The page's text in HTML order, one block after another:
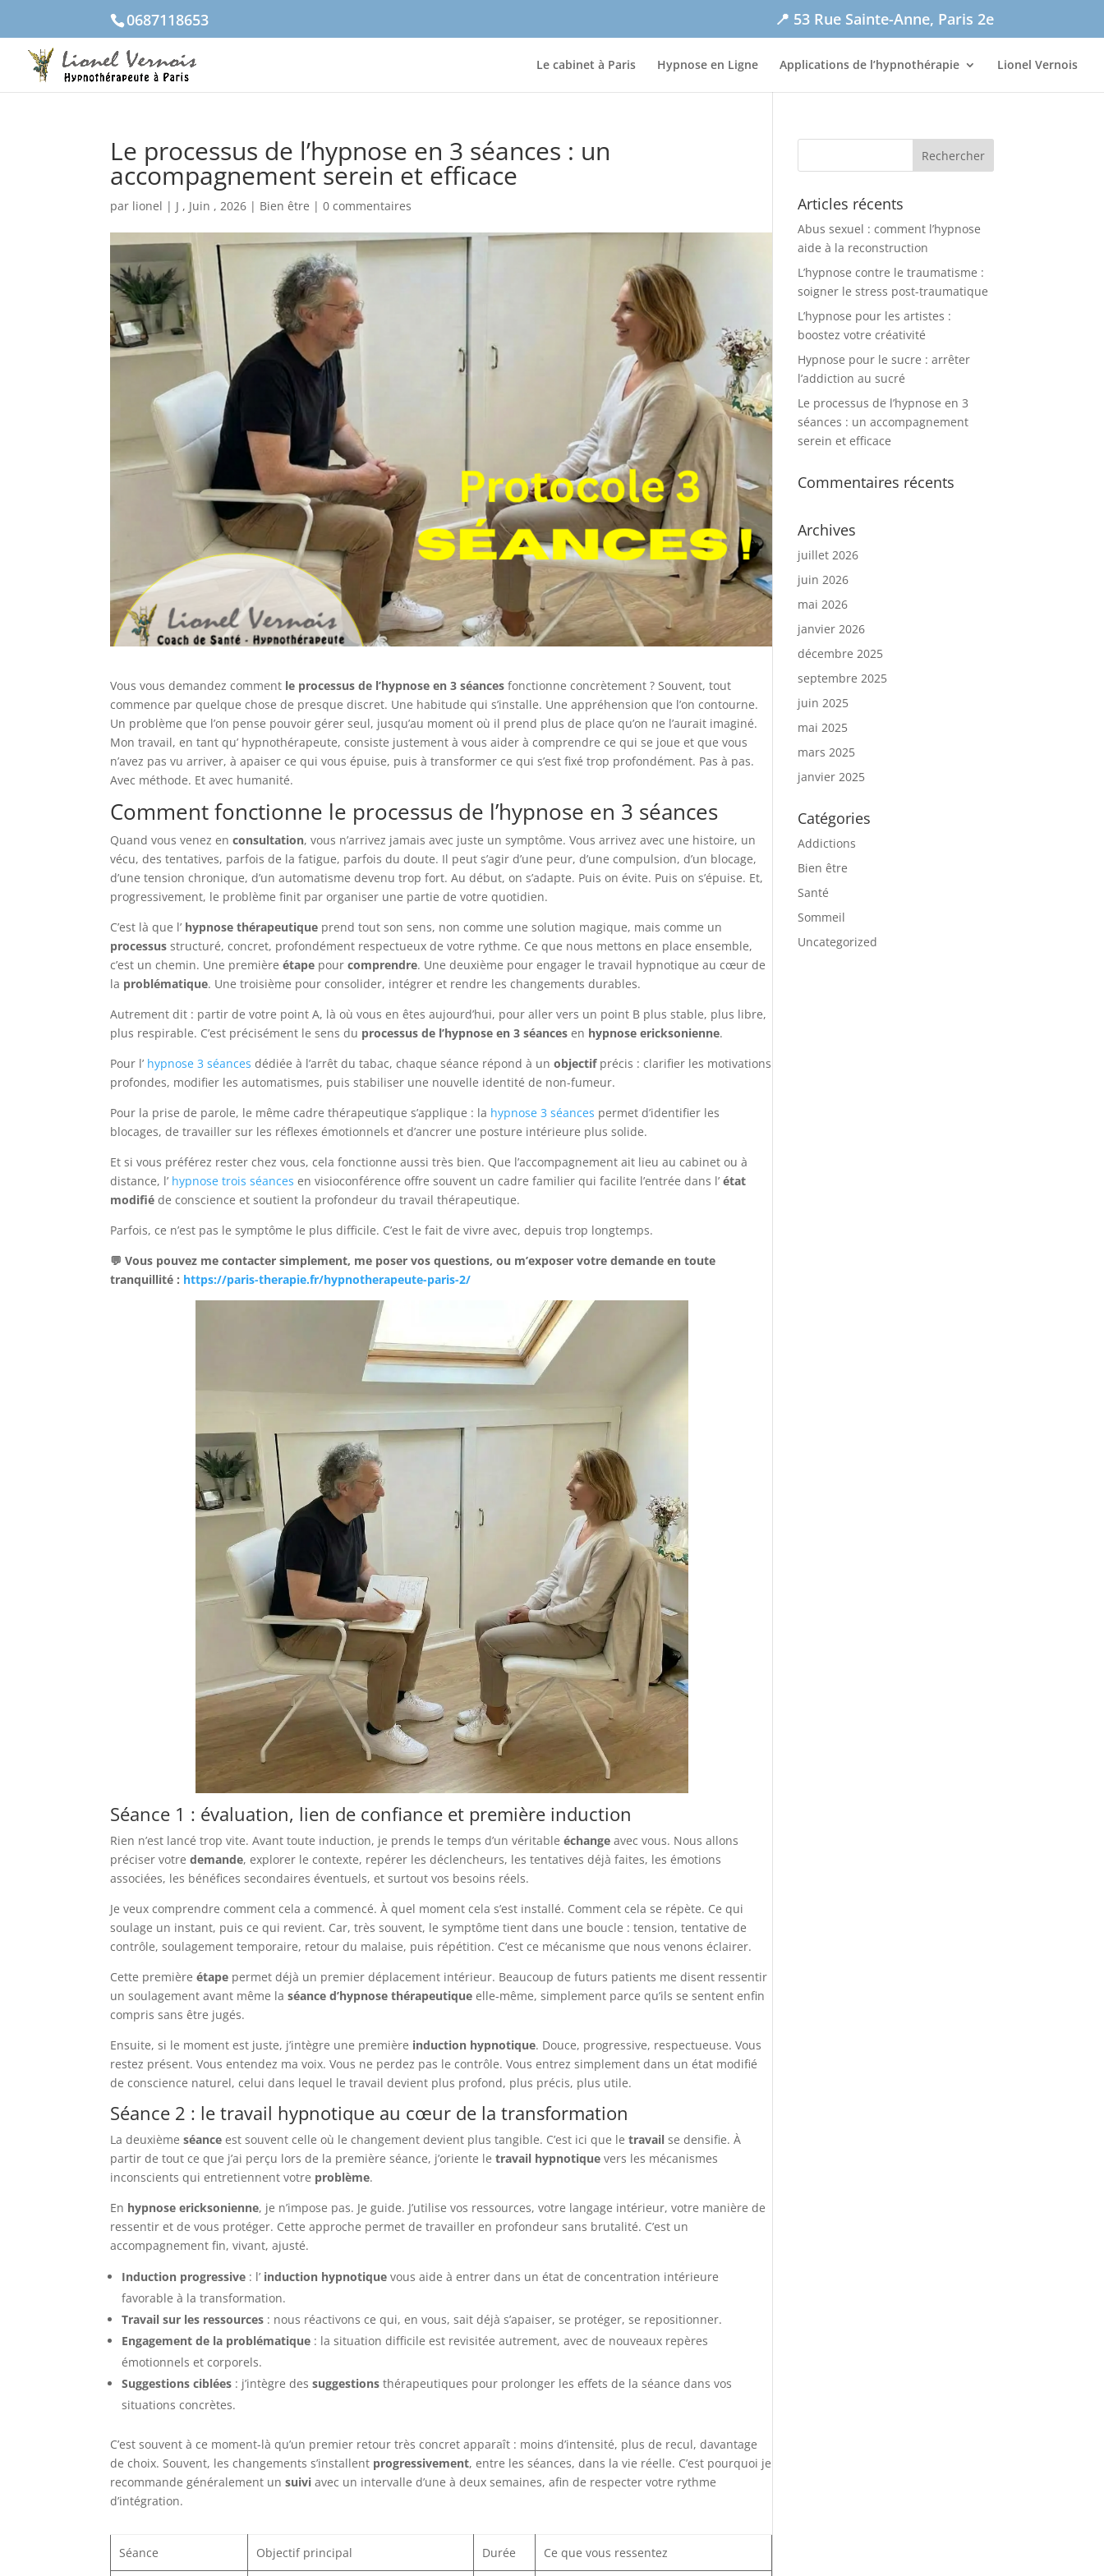
0687118653 📍 53 Rue Sainte-Anne, Paris 2e
Le cabinet à Paris Hypnose en Ligne Applications de l’hypnothérapie Lionel Vernois
Le processus de l’hypnose en 3 séances : un
accompagnement serein et efficace
par lionel | J , Juin , 2026 | Bien être |0 commentaires
Vous vous demandez comment le processus de l’hypnose en 3 séances fonctionne concrètement ? Souvent, tout
commence par quelque chose de presque discret. Une habitude qui s’installe. Une appréhension que l’on contourne.
Un problème que l’on pense pouvoir gérer seul, jusqu’au moment où il prend plus de place qu’on ne l’aurait imaginé.
Mon travail, en tant qu’ hypnothérapeute, consiste justement à vous aider à comprendre ce qui se joue et que vous
n’avez pas vu arriver, à apaiser ce qui vous épuise, puis à transformer ce qui s’est fixé trop profondément. Pas à pas.
Avec méthode. Et avec humanité.
Comment fonctionne le processus de l’hypnose en 3 séances
Quand vous venez enconsultation, vous n’arrivez jamais avec juste un symptôme. Vous arrivez avec une histoire, un
vécu, des tentatives, parfois de la fatigue, parfois du doute. Il peut s’agir d’une peur, d’une compulsion, d’un blocage,
d’une tension chronique, d’un automatisme devenu trop fort. Au début, on s’adapte. Puis on évite. Puis on s’épuise. Et,
progressivement, le problème finit par organiser une partie de votre quotidien.
C’est là que l’ hypnose thérapeutique prend tout son sens, non comme une solution magique, mais comme un
processus structuré, concret, profondément respectueux de votre rythme. Ce que nous mettons en place ensemble,
c’est un chemin. Une premièreétape pourcomprendre. Une deuxième pour engager le travail hypnotique au cœur de
la problématique. Une troisième pour consolider, intégrer et rendre les changements durables.
Autrement dit : partir de votre point A, là où vous en êtes aujourd’hui, pour aller vers un point B plus stable, plus libre,
plus respirable. C’est précisément le sens du processus de l’hypnose en 3 séances en hypnose ericksonienne.
Pour l’ hypnose 3 séances dédiée à l’arrêt du tabac, chaque séance répond à unobjectifprécis : clarifier les motivations
profondes, modifier les automatismes, puis stabiliser une nouvelle identité de non-fumeur.
Pour la prise de parole, le même cadre thérapeutique s’applique : la hypnose 3 séances permet d’identifier les
blocages, de travailler sur les réflexes émotionnels et d’ancrer une posture intérieure plus solide.
Et si vous préférez rester chez vous, cela fonctionne aussi très bien. Que l’accompagnement ait lieu au cabinet ou à
distance, l’ hypnose trois séances en visioconférence offre souvent un cadre familier qui facilite l’entrée dans l’état
modifié de conscience et soutient la profondeur du travail thérapeutique.
Parfois, ce n’est pas le symptôme le plus difficile. C’est le fait de vivre avec, depuis trop longtemps.
💬 Vous pouvez me contacter simplement, me poser vos questions, ou m’exposer votre demande en toute
tranquillité : https://paris-therapie.fr/hypnotherapeute-paris-2/
Séance 1 : évaluation, lien de confiance et première induction
Rien n’est lancé trop vite. Avant toute induction, je prends le temps d’un véritableéchange avec vous. Nous allons
préciser votredemande, explorer le contexte, repérer les déclencheurs, les tentatives déjà faites, les émotions
associées, les bénéfices secondaires éventuels, et surtout vos besoins réels.
Je veux comprendre comment cela a commencé. À quel moment cela s’est installé. Comment cela se répète. Ce qui
soulage un instant, puis ce qui revient. Car, très souvent, le symptôme tient dans une boucle : tension, tentative de
contrôle, soulagement temporaire, retour du malaise, puis répétition. C’est ce mécanisme que nous venons éclairer.
Cette premièreétape permet déjà un premier déplacement intérieur. Beaucoup de futurs patients me disent ressentir
un soulagement avant même laséance d’hypnose thérapeutique elle-même, simplement parce qu’ils se sentent enfin
compris sans être jugés.
Ensuite, si le moment est juste, j’intègre une première induction hypnotique. Douce, progressive, respectueuse. Vous
restez présent. Vous entendez ma voix. Vous ne perdez pas le contrôle. Vous entrez simplement dans un état modifié
de conscience naturel, celui dans lequel le travail devient plus profond, plus précis, plus utile.
Séance 2 : le travail hypnotique au cœur de la transformation
La deuxièmeséance est souvent celle où le changement devient plus tangible. C’est ici que letravail se densifie. À
partir de tout ce que j’ai perçu lors de la première séance, j’oriente letravail hypnotique vers les mécanismes
inconscients qui entretiennent votre problème.
En hypnose ericksonienne, je n’impose pas. Je guide. J’utilise vos ressources, votre langage intérieur, votre manière de
ressentir et de vous protéger. Cette approche permet de travailler en profondeur sans brutalité. C’est un
accompagnement fin, vivant, ajusté.
Induction progressive : l’ induction hypnotique vous aide à entrer dans un état de concentration intérieure
favorable à la transformation.
Travail sur les ressources : nous réactivons ce qui, en vous, sait déjà s’apaiser, se protéger, se repositionner.
Engagement de la problématique : la situation difficile est revisitée autrement, avec de nouveaux repères
émotionnels et corporels.
Suggestions ciblées : j’intègre dessuggestions thérapeutiques pour prolonger les effets de la séance dans vos
situations concrètes.
C’est souvent à ce moment-là qu’un premier retour très concret apparaît : moins d’intensité, plus de recul, davantage
de choix. Souvent, les changements s’installent progressivement, entre les séances, dans la vie réelle. C’est pourquoi je
recommande généralement unsuivi avec un intervalle d’une à deux semaines, afin de respecter votre rythme
d’intégration.
Séance Objectif principal Durée Ce que vous ressentez
Articles récents
Abus sexuel : comment l’hypnose
aide à la reconstruction
L’hypnose contre le traumatisme :
soigner le stress post-traumatique
L’hypnose pour les artistes :
boostez votre créativité
Hypnose pour le sucre : arrêter
l’addiction au sucré
Le processus de l’hypnose en 3
séances : un accompagnement
serein et efficace
Commentaires récents
Archives
juillet 2026
juin 2026
mai 2026
janvier 2026
décembre 2025
septembre 2025
juin 2025
mai 2025
mars 2025
janvier 2025
Catégories
Addictions
Bien être
Santé
Sommeil
Uncategorized